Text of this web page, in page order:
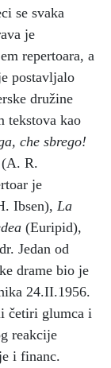
se svaka
je
repertoara, a
postavljalo
družine
tekstova kao
che sbrego!
(A. R.
je
Ibsen), La
(Euripid),
Jedan od
drame bio je
24.II.1956.
četiri glumca i
reakcije
i financ.